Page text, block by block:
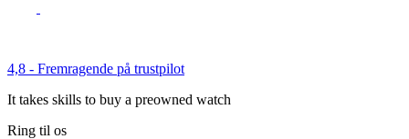
4,8 - Fremragende på trustpilot
It takes skills to buy a preowned watch
Ring til os